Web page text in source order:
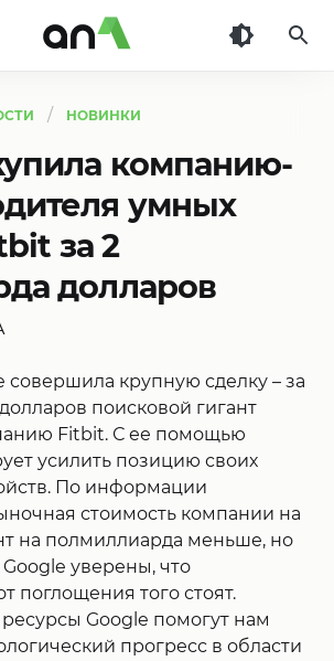
НОВИНКИ
компанию-
умных
за 2
долларов
совершила крупную сделку – за
поисковой гигант
Fitbit. С ее помощью
усилить позицию своих
По информации
стоимость компании на
на полмиллиарда меньше, но
уверены, что
поглощения того стоят.
Google помогут нам
прогресс в области